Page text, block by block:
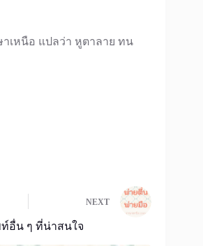
เหนือ แปลว่า หูตาลาย ทน
NEXT
อื่น ๆ ที่น่าสนใจ